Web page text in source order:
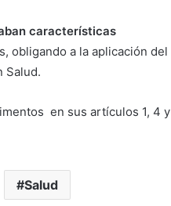
características
obligando a la aplicación del
Salud.
en sus artículos 1, 4 y
Salud